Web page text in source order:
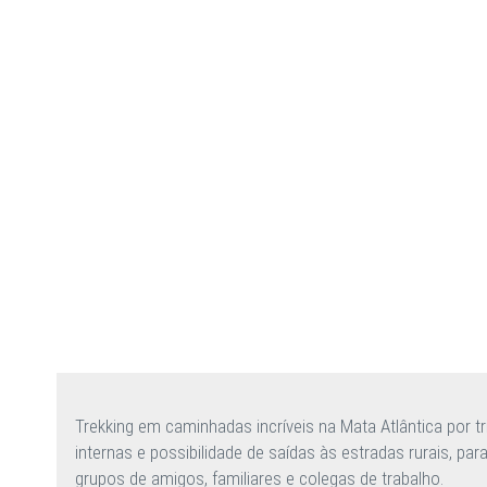
Trekking em caminhadas incríveis na Mata Atlântica por
internas e possibilidade de saídas às estradas rurais,
grupos de amigos, familiares e colegas de trabalho.